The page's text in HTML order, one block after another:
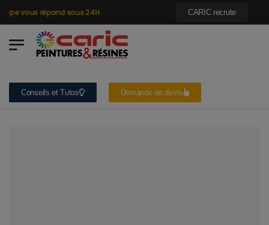
vous répond sous 24H CARIC recrute
Conseils et Tutos Demande de devis